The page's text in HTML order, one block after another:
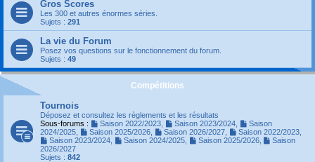
Gros Scores
Les 300 et autres énormes séries.
Sujets : 291
La vie du Forum
Posez vos questions sur le fonctionnement du forum.
Sujets : 49
Compétitions
Tournois
Déposez et consultez les règlements et les résultats
Sous-forums :
Saison 2022/2023, Saison 2023/2024,
Saison
2024/2025
Saison 2025/2026, Saison 2026/2027, Saison 2022/2023,
Saison 2023/2024, Saison 2024/2025, Saison 2025/2026,
Saison
2026/2027
Sujets : 842